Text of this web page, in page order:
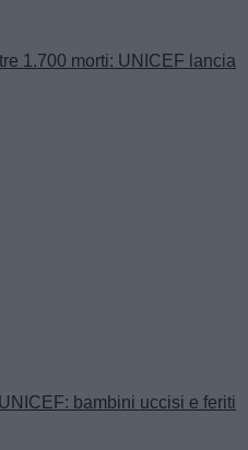
1.700 morti: UNICEF lancia
bambini uccisi e feriti